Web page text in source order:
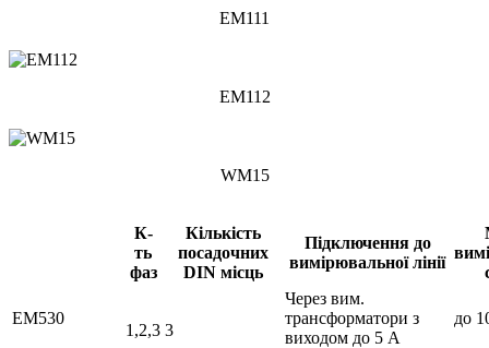
EM111
EM112
WM15
К-
ть
фаз
Кількість
посадочних
DIN місць
Підключення до
вимірювальної лінії
ЕМ530
1,2,3 3
Через вим.
трансформатори з
виходом до 5 А
до